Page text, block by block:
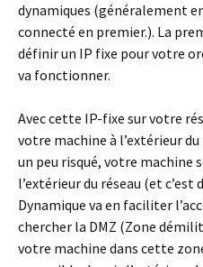
dynamiques (généralement
connecté en premier.). La
définir un IP fixe pour votre
va fonctionner.
Avec cette IP-fixe sur votre
votre machine à l’extérieur du
un peu risqué, votre machine
l’extérieur du réseau (et c’est
Dynamique va en faciliter
chercher la DMZ (Zone
votre machine dans cette